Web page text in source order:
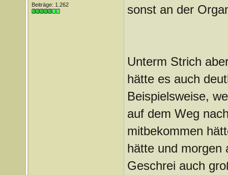
Beiträge: 1.262
sonst an der
Unterm Strich
hätte es auch
Beispielsweise,
auf dem Weg
mitbekommen
hätte und morgen
Geschrei auch